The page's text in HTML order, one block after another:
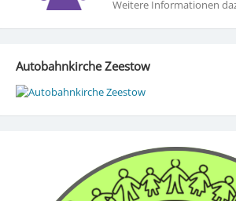
Weitere Informationen
Autobahnkirche Zeestow